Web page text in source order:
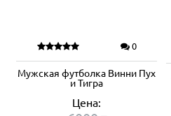
0
Мужская футболка Винни Пух
и Тигра
Цена: